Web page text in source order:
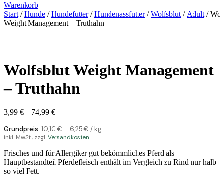
Warenkorb
Start /Hunde /Hundefutter/Hundenassfutter/Wolfsblut / Adult /
Weight Management – Truthahn
Wolfsblut Weight Management
– Truthahn
3,99 € – 74,99 €
Grundpreis: 10,10€ – 6,25€ / kg
inkl. MwSt., zzgl.Versandkosten
Frisches und für Allergiker gut bekömmliches Pferd als
Hauptbestandteil Pferdefleisch enthält im Vergleich zu Rind nur halb
so viel Fett.